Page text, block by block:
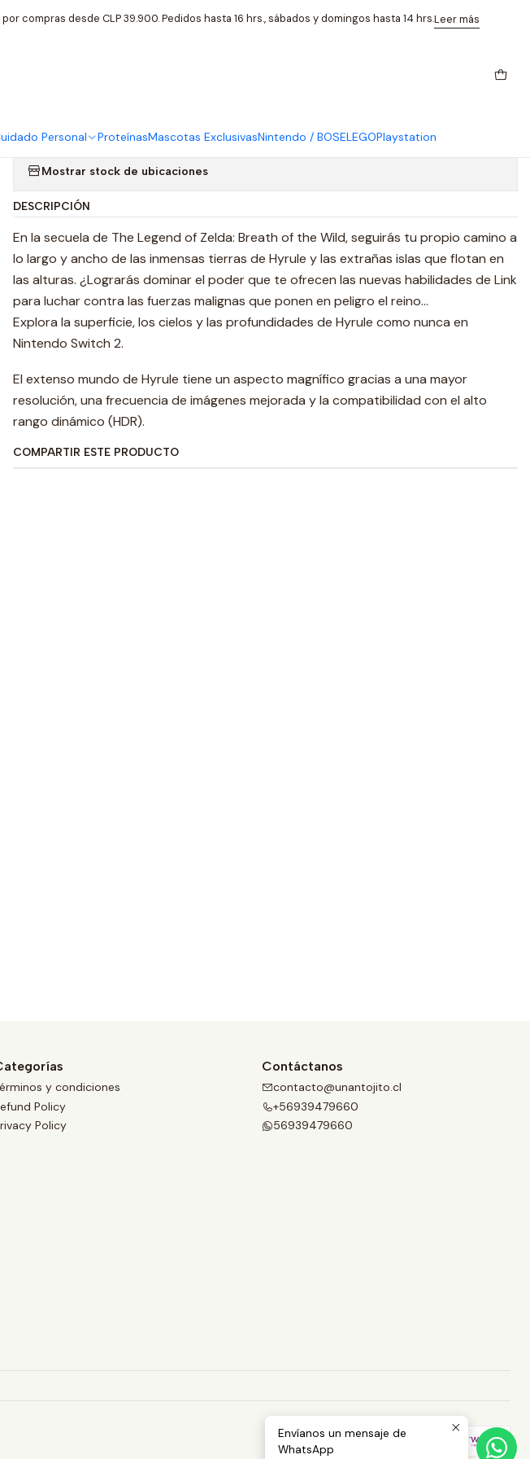
Personal ProteínasMascotas ExclusivasNintendo / BOSELEGOPlaystation
compras desde CLP 39.900. Pedidos hasta 16 hrs., sábados y domingos hasta 14 hrs.Leer más
of the Kingdom Nintendo Switch 2 Edition
The Legend of Zelda Tears of the Kingdom
Mostrar stock de ubicaciones
DESCRIPCIÓN
En la secuela de The Legend of Zelda: Breath of the Wild, seguirás tu propio camino a
lo largo y ancho de las inmensas tierras de Hyrule y las extrañas islas que flotan en
las alturas. ¿Lograrás dominar el poder que te ofrecen las nuevas habilidades de Link
para luchar contra las fuerzas malignas que ponen en peligro el reino...
Explora la superficie, los cielos y las profundidades de Hyrule como nunca en
Nintendo Switch 2.
El extenso mundo de Hyrule tiene un aspecto magnífico gracias a una mayor
resolución, una frecuencia de imágenes mejorada y la compatibilidad con el alto
rango dinámico (HDR).
COMPARTIR ESTE PRODUCTO
y condiciones
Policy
Policy
Contáctanos
contacto@unantojito.cl
+56939479660
56939479660
Envíanos un mensaje de
WhatsApp